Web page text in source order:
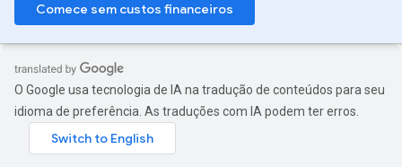
Comece sem custos financeiros
O Google usa tecnologia de IA na tradução de conteúdos para seu
idioma de preferência. As traduções com IA podem ter erros.